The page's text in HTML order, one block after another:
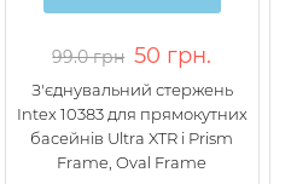
99.0 грн 50 грн.
З'єднувальний стержень
Intex 10383 для прямокутних
басейнів Ultra XTR і Prism
Frame, Oval Frame